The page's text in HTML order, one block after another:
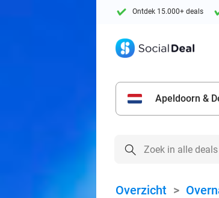
Ontdek 15.000+ deals
Apeldoorn &
Overzicht >